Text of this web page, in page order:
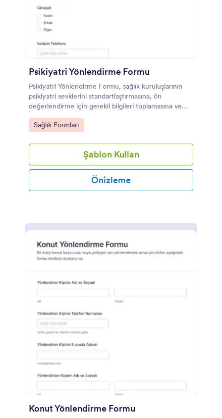
Psikiyatri Yönlendirme Formu
Psikiyatri Yönlendirme Formu, sağlık kuruluşlarının
psikiyatri sevklerini standartlaştırmasına, ön
değerlendirme için gerekli bilgileri toplamasına ve
form yanıtlarını Jotform üzerinden düzenli takip
etmesine yardımcı olur.
Go to Category:
Sağlık Formları
Şablon Kullan
Önizleme
Konut Yönlendirme Formu